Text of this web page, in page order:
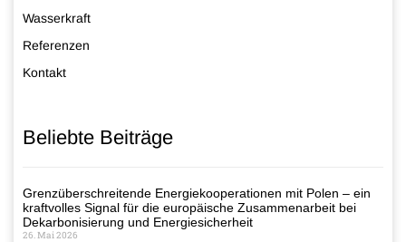
Wasserkraft
Referenzen
Kontakt
Beliebte Beiträge
Grenzüberschreitende Energiekooperationen mit Polen – ein
kraftvolles Signal für die europäische Zusammenarbeit bei
Dekarbonisierung und Energiesicherheit
26. Mai 2026